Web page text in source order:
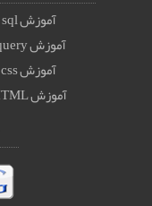
آموزش sql
آموزش jquery
آموزش css
آموزش HTML